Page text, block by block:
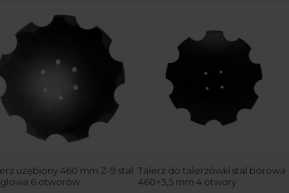
uzębiony 460 mm Z-9 stal
6 otworów
Talerz do talerzówki stal borowa
460×3,5 mm 4 otwory